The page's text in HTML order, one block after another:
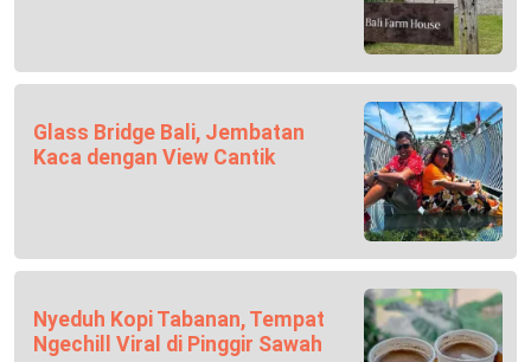
Glass Bridge Bali, Jembatan
Kaca dengan View Cantik
Nyeduh Kopi Tabanan, Tempat
Ngechill Viral di Pinggir Sawah